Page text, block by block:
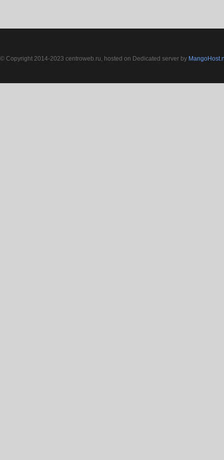
© Copyright 2014-2023 centroweb.ru, hosted on Dedicated server by